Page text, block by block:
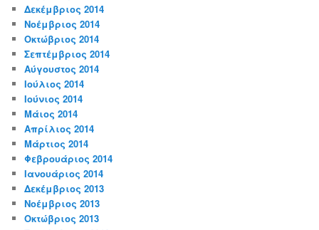
Δεκέμβριος 2014
Νοέμβριος 2014
Οκτώβριος 2014
Σεπτέμβριος 2014
Αύγουστος 2014
Ιούλιος 2014
Ιούνιος 2014
Μάιος 2014
Απρίλιος 2014
Μάρτιος 2014
Φεβρουάριος 2014
Ιανουάριος 2014
Δεκέμβριος 2013
Νοέμβριος 2013
Οκτώβριος 2013